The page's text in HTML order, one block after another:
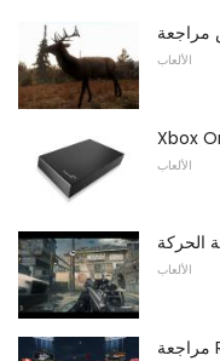
الألعاب
الألعاب
الحركة
الألعاب